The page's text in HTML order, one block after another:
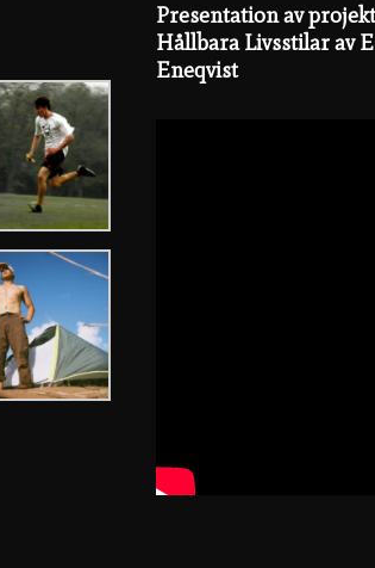
Presentation av
Hållbara Livsstilar av
Eneqvist